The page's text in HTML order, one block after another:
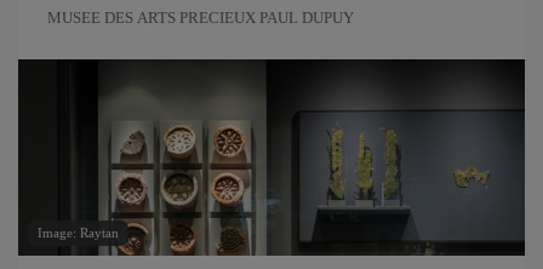
MUSEE DES ARTS PRECIEUX PAUL DUPUY
Image: Raytan